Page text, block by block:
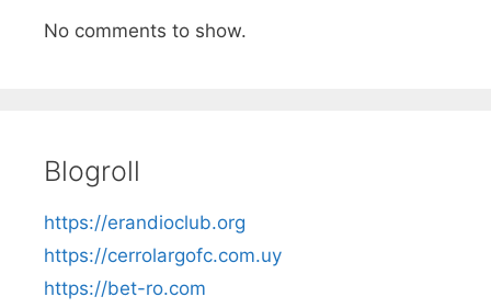
No comments to show.
Blogroll
https://erandioclub.org
https://cerrolargofc.com.uy
https://bet-ro.com